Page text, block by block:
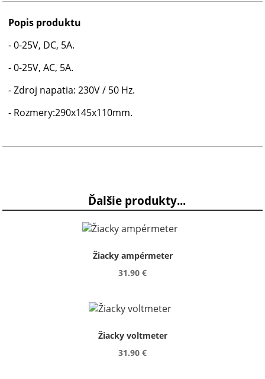
Popis produktu
- 0-25V, DC, 5A.
- 0-25V, AC, 5A.
- Zdroj napatia: 230V / 50 Hz.
- Rozmery:290x145x110mm.
Ďalšie produkty...
Žiacky ampérmeter
31.90 €
Žiacky voltmeter
31.90 €